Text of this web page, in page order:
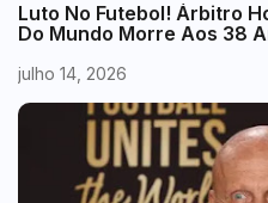
Luto No Futebol! Árbitro
Do Mundo Morre Aos 38
julho 14, 2026